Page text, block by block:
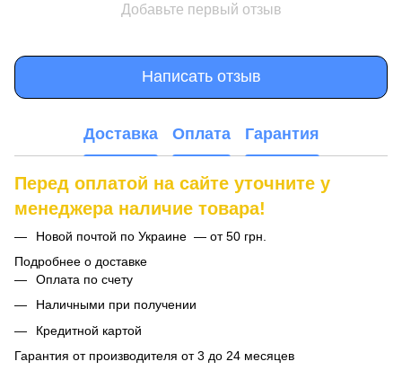
Добавьте первый отзыв
Написать отзыв
Доставка Оплата Гарантия
Перед оплатой на сайте уточните у
менеджера наличие товара!
Новой почтой по Украине — от 50 грн.
Подробнее о доставке
Оплата по счету
Наличными при получении
Кредитной картой
Гарантия от производителя от 3 до 24 месяцев